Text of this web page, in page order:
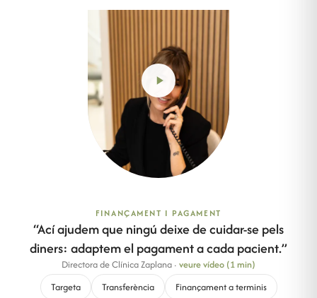
FINANÇAMENT I PAGAMENT
“Ací ajudem que ningú deixe de cuidar-se pels
diners: adaptem el pagament a cada pacient.”
Directora de Clínica Zaplana · veure vídeo (1 min)
Targeta
Transferència Finançament a terminis